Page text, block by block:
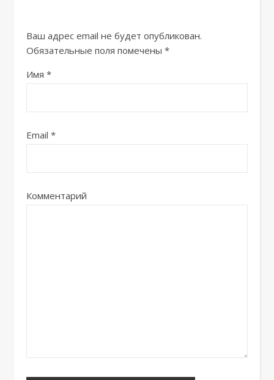
Ваш адрес email не будет опубликован.
Обязательные поля помечены *
Имя *
Email *
Комментарий